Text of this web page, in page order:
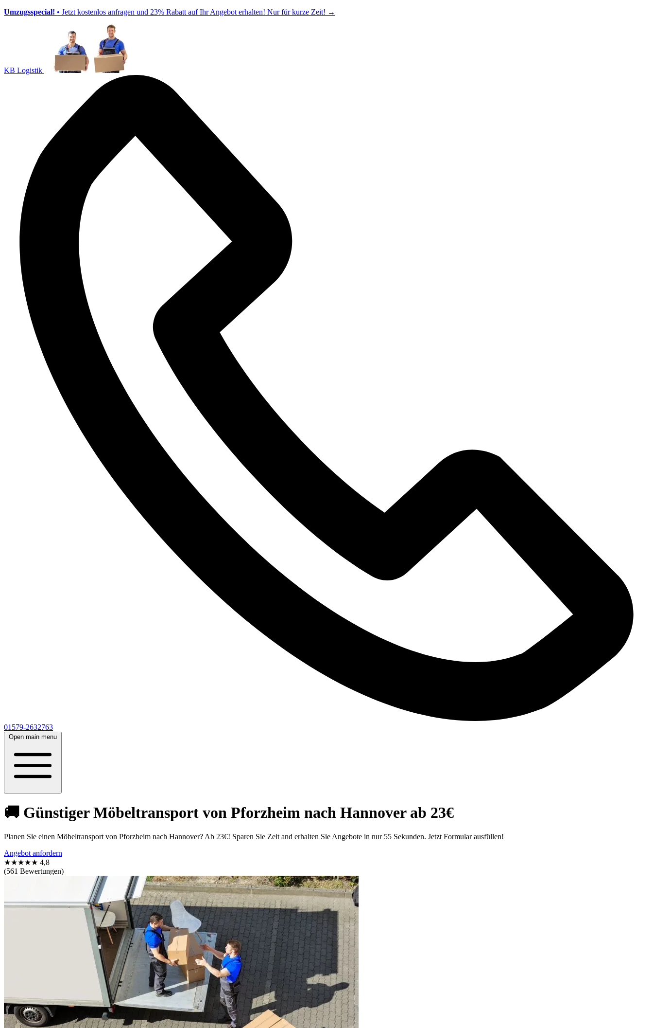
Umzugsspecial! • Jetzt kostenlos anfragen und 23% Rabatt auf Ihr Angebot erhalten! Nur für kurze Zeit! →
KB Logistik
01579-2632763
Open main menu
🚚 Günstiger Möbeltransport von Pforzheim nach Hannover ab 23€
Planen Sie einen Möbeltransport von Pforzheim nach Hannover? Ab 23€! Sparen Sie Zeit and erhalten Sie Angebote in nur 55 Sekunden. Jetzt Formular ausfüllen!
Angebot anfordern
★★★★★ 4,8
(561 Bewertungen)